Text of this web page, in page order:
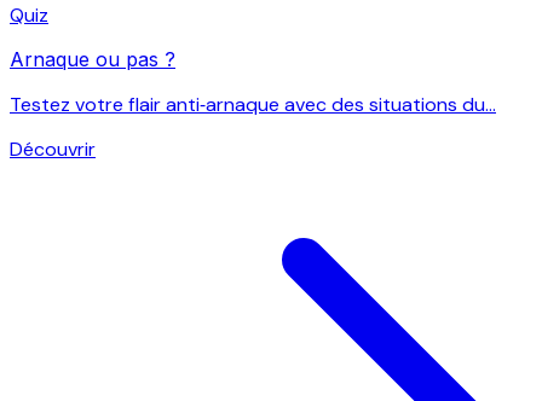
Quiz
Arnaque ou pas ?
Testez votre flair anti‑arnaque avec des situations du...
Découvrir